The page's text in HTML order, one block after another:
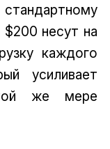
$200 несут на
каждого
усиливает
же мере